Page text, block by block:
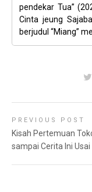
pendekar Tua”
Cinta jeung
berjudul “Miang”
PREVIOUS POST
Kisah Pertemuan
sampai Cerita Ini Usai